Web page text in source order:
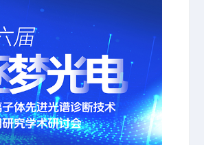
光电特性诊断技术的学术交流与协同
子体学科交叉融合及诊断技术进步，
析仪器研制与应用，推动校企合作，
用深度融合，中国电工技术学会等离
委员会、北京卓立汉光仪器有限公司
定于2025年10月24日至26日在大连
“逐梦光电”等离子体先进光谱诊断
学术研讨会。